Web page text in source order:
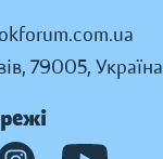
79005, Україна